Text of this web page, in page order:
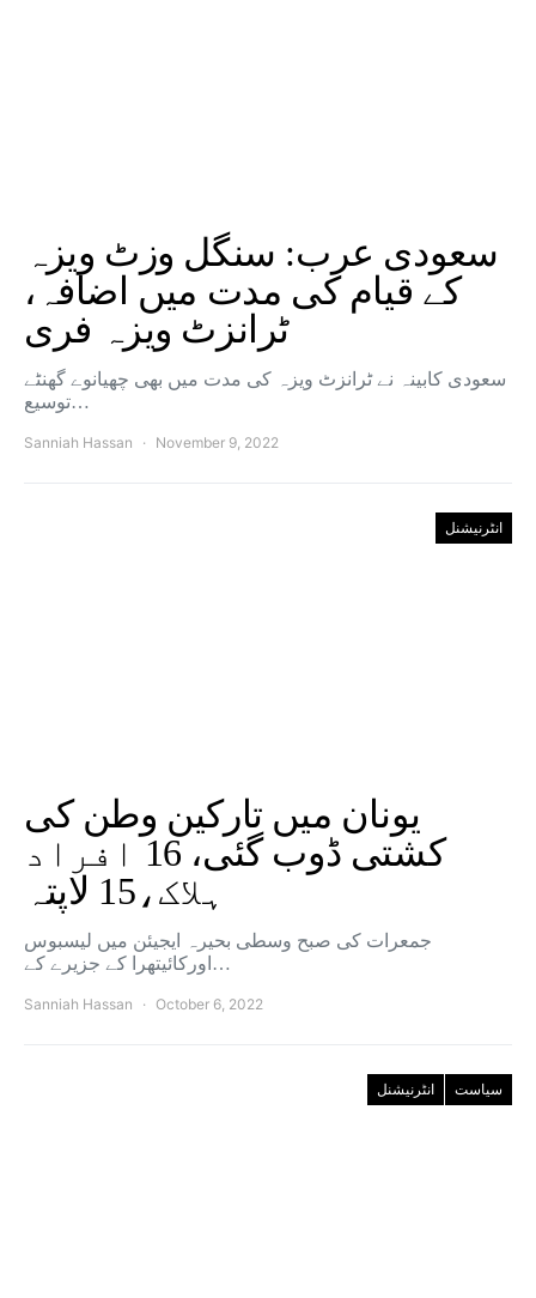
سعودی عرب: سنگل وزٹ ویزہ
کے قیام کی مدت میں اضافہ،
ٹرانزٹ ویزہ فری
سعودی کابینہ نے ٹرانزٹ ویزہ کی مدت میں بھی چھیانوے گھنٹے
توسیع…
Sanniah Hassan November 9, 2022
انٹرنیشنل
یونان میں تارکین وطن کی
کشتی ڈوب گئی، 16 افراد
ہلاک،15 لاپتہ
جمعرات کی صبح وسطی بحیرہ ایجیئن میں لیسبوس
اورکائیتھرا کے جزیرے کے…
Sanniah Hassan October 6, 2022
انٹرنیشنل سیاست